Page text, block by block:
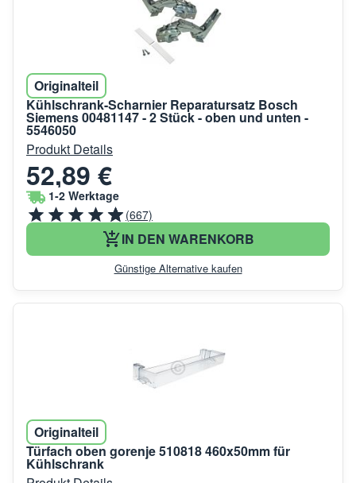
Originalteil
Kühlschrank-Scharnier Reparatursatz Bosch
Siemens 00481147 - 2 Stück - oben und unten -
5546050
Produkt Details
52,89 €
1-2 Werktage
(667)
IN DEN WARENKORB
Günstige Alternative kaufen
Originalteil
Türfach oben gorenje 510818 460x50mm für
Kühlschrank